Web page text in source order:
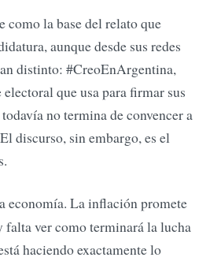
como la base del relato que
aunque desde sus redes
distinto: #CreoEnArgentina,
que usa para firmar sus
no termina de convencer a
discurso, sin embargo, es el
economía. La inflación promete
falta ver como terminará la lucha
haciendo exactamente lo